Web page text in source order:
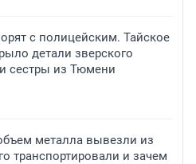
с полицейским. Тайское
детали зверского
сестры из Тюмени
металла вывезли из
транспортировали и зачем